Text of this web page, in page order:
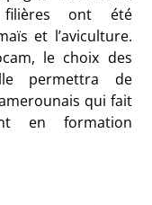
ont été
et l’aviculture.
le choix des
permettra de
qui fait
en formation